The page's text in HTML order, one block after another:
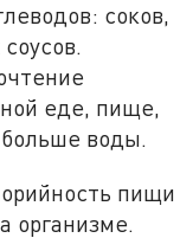
соков,
еде, пище,
больше воды.
пищи
организме.